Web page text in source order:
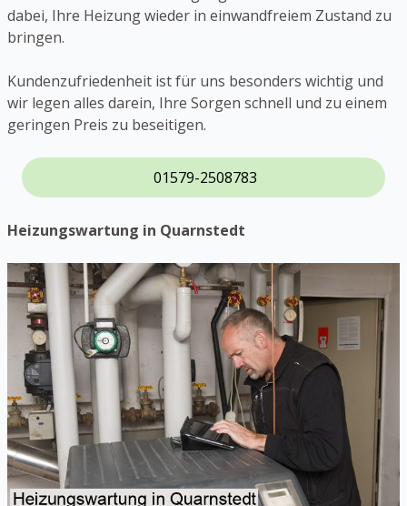
dabei, Ihre Heizung wieder in einwandfreiem Zustand zu
bringen.
Kundenzufriedenheit ist für uns besonders wichtig und
wir legen alles darein, Ihre Sorgen schnell und zu einem
geringen Preis zu beseitigen.
01579-2508783
Heizungswartung in Quarnstedt